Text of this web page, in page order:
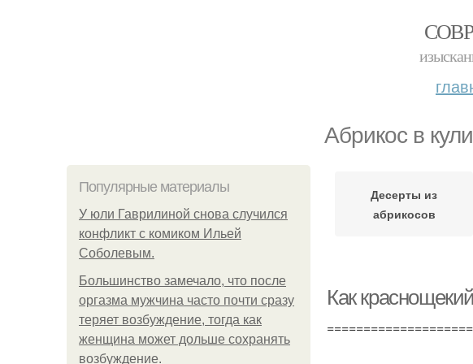
Абрикос в
Популярные материалы
У юли Гаврилиной снова случился
конфликт с комиком Ильей
Соболевым.
Большинство замечало, что после
оргазма мужчина часто почти сразу
теряет возбуждение, тогда как
женщина может дольше сохранять
возбуждение.
Десерты из
абрикосов
Как